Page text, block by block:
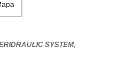
SYSTEM,